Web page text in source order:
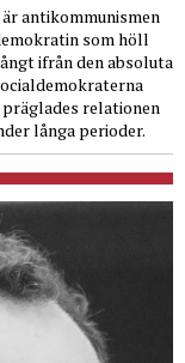
antikommunismen
som höll
ifrån den absoluta
relationen
långa perioder.